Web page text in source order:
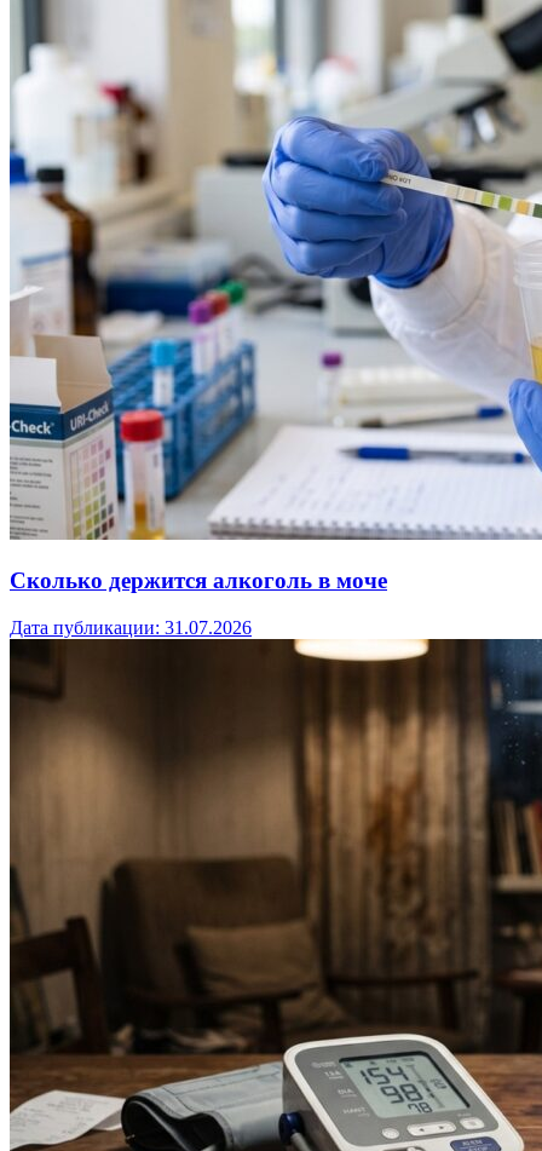
Сколько держится алкоголь в моче
Дата публикации: 31.07.2026